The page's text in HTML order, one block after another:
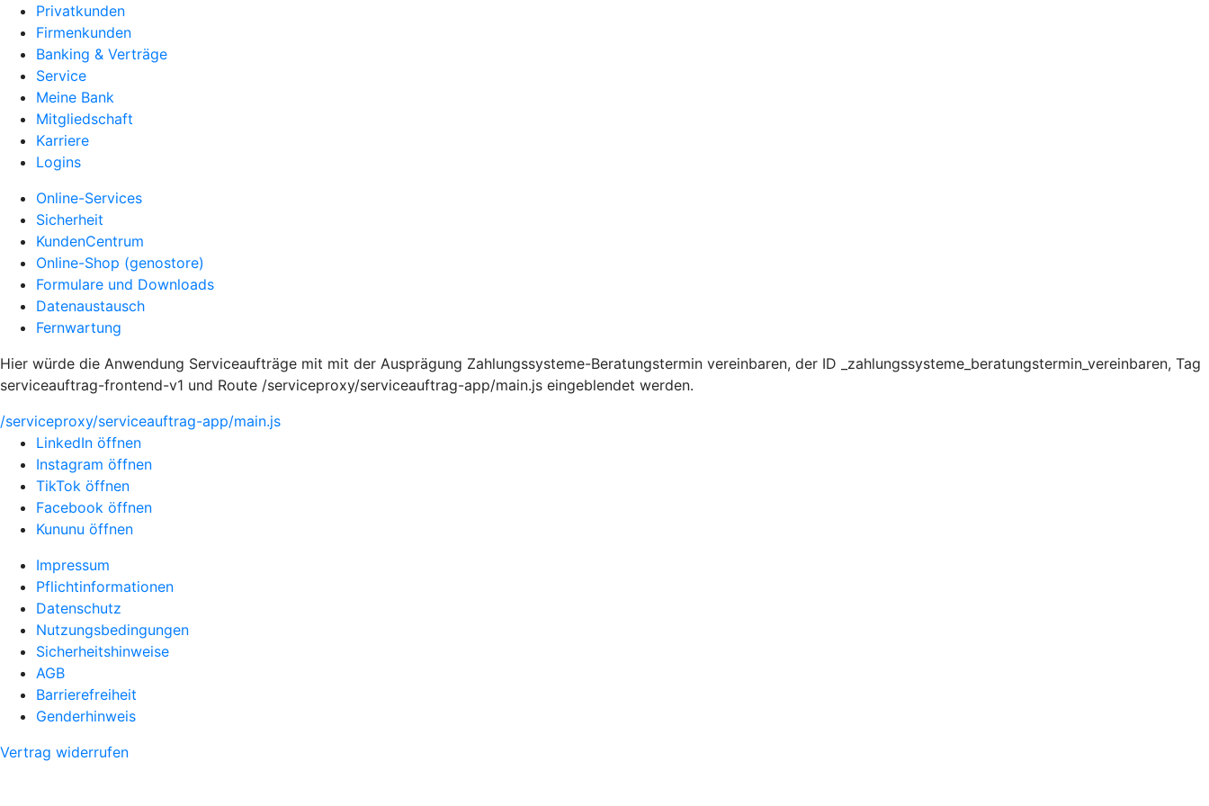
Privatkunden
Firmenkunden
Banking & Verträge
Service
Meine Bank
Mitgliedschaft
Karriere
Logins
Online-Services
Sicherheit
KundenCentrum
Online-Shop (genostore)
Formulare und Downloads
Datenaustausch
Fernwartung
Hier würde die Anwendung Serviceaufträge mit mit der Ausprägung Zahlungssysteme-Beratungstermin vereinbaren, der ID _zahlungssysteme_beratungstermin_vereinbaren, Tag
serviceauftrag-frontend-v1 und Route /serviceproxy/serviceauftrag-app/main.js eingeblendet werden.
/serviceproxy/serviceauftrag-app/main.js
LinkedIn öffnen
Instagram öffnen
TikTok öffnen
Facebook öffnen
Kununu öffnen
Impressum
Pflichtinformationen
Datenschutz
Nutzungsbedingungen
Sicherheitshinweise
AGB
Barrierefreiheit
Genderhinweis
Vertrag widerrufen